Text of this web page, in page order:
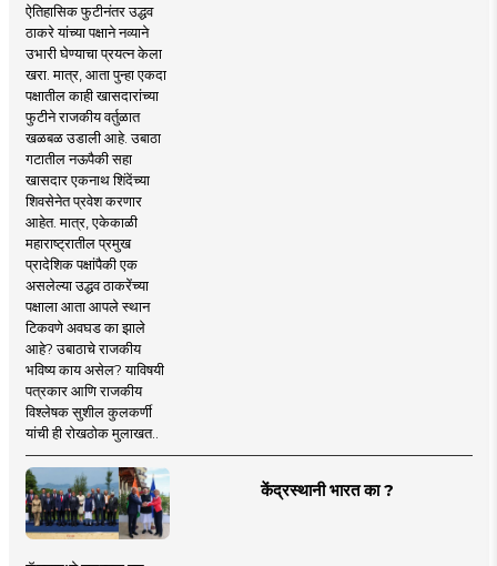
ऐतिहासिक फुटीनंतर उद्धव
ठाकरे यांच्या पक्षाने नव्याने
उभारी घेण्याचा प्रयत्न केला
खरा. मात्र, आता पुन्हा एकदा
पक्षातील काही खासदारांच्या
फुटीने राजकीय वर्तुळात
खळबळ उडाली आहे. उबाठा
गटातील नऊपैकी सहा
खासदार एकनाथ शिंदेंच्या
शिवसेनेत प्रवेश करणार
आहेत. मात्र, एकेकाळी
महाराष्ट्रातील प्रमुख
प्रादेशिक पक्षांपैकी एक
असलेल्या उद्धव ठाकरेंच्या
पक्षाला आता आपले स्थान
टिकवणे अवघड का झाले
आहे? उबाठाचे राजकीय
भविष्य काय असेल? याविषयी
पत्रकार आणि राजकीय
विश्लेषक सुशील कुलकर्णी
यांची ही रोखठोक मुलाखत..
केंद्रस्थानी भारत का ?